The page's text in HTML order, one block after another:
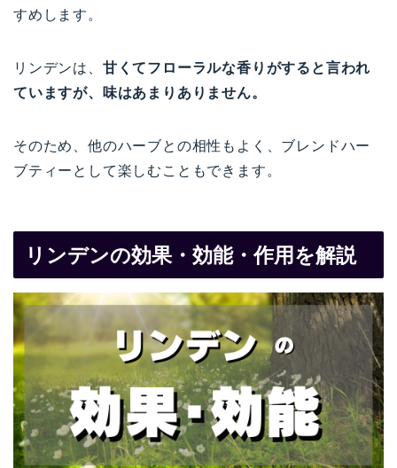
すめします。
リンデンは、 甘くてフローラルな香りがすると言われ
ていますが、味はあまりありません。
そのため、他のハーブとの相性もよく、ブレンドハー
ブティーとして楽しむこともできます。
リンデンの効果・効能・作用を解説